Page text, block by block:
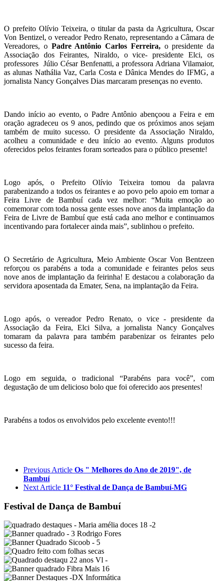
O prefeito Olívio Teixeira, o titular da pasta da Agricultura, Oscar
Von Bentizel, o vereador Pedro Renato, representando a Câmara de
Vereadores, o Padre Antônio Carlos Ferreira,o presidente da
Associação dos Feirantes, Niraldo, o vice- presidente Elci, os
professores Júlio César Benfenatti, a professora Adriana Vilamaior,
as alunas Nathália Vaz, Carla Costa e Dânica Mendes do IFMG, a
jornalista Nancy Gonçalves Dias marcaram presenças no evento.
Dando início ao evento, o Padre Antônio abençoou a Feira e em
oração agradeceu os 9 anos, pedindo que os próximos anos sejam
também de muito sucesso. O presidente da Associação Niraldo,
acolheu a comunidade e deu início ao evento. Alguns produtos
oferecidos pelos feirantes foram sorteados para o público presente!
Logo após, o Prefeito Olívio Teixeira tomou da palavra
parabenizando a todos os feirantes e ao povo pelo apoio em tornar a
Feira Livre de Bambuí cada vez melhor: “Muita emoção ao
comemorar com toda nossa gente esses nove anos da implantação da
Feira de Livre de Bambuí que está cada ano melhor e continuamos
incentivando para fortalecer ainda mais”, sublinhou o prefeito.
O Secretário de Agricultura, Meio Ambiente Oscar Von Bentzeen
reforçou os parabéns a toda a comunidade e feirantes pelos seus
nove anos de implantação da feirinha! E destacou a colaboração da
servidora aposentada da Emater, Sena, na implantação da Feira.
Logo após, o vereador Pedro Renato, o vice - presidente da
Associação da Feira, Elci Silva, a jornalista Nancy Gonçalves
tomaram da palavra para também parabenizar os feirantes pelo
sucesso da feira.
Logo em seguida, o tradicional “Parabéns para você”, com
degustação de um delicioso bolo que foi oferecido aos presentes!
Parabéns a todos os envolvidos pelo excelente evento!!!
Previous Article Os " Melhores do Ano de 2019", de
Bambuí
Next Article 11° Festival de Dança de Bambuí-MG
Festival de Dança de Bambuí